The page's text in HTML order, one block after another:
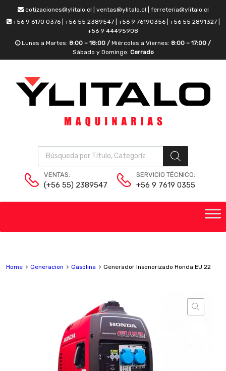
cotizaciones@ylitalo.cl | ventas@ylitalo.cl | ferreteria@ylitalo.cl
+56 9 6170 0376 | +56 55 2389547 | +56 9 76190356 | +56 55 2891327 |
+56 9 44495908
Lunes a Martes: 8:00 – 18:00 / Miércoles a Viernes: 8:00 – 17:00 /
Sábado y Domingo: Cerrado
VENTAS:
(+56 55) 2389547
SERVICIO TÉCNICO:
+56 9 7619 0355
Home Generacion Gasolina Generador Insonorizado Honda EU 22